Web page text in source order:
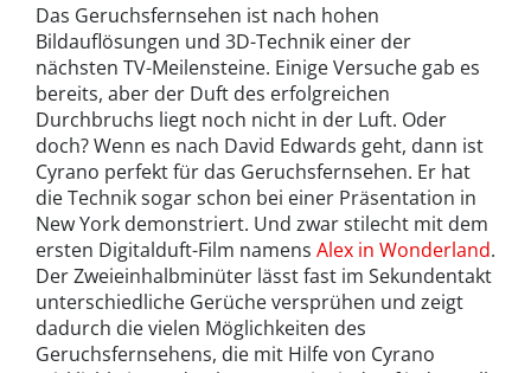
Das Geruchsfernsehen ist nach hohen
Bildauflösungen und 3D-Technik einer der
nächsten TV-Meilensteine. Einige Versuche gab es
bereits, aber der Duft des erfolgreichen
Durchbruchs liegt noch nicht in der Luft. Oder
doch? Wenn es nach David Edwards geht, dann ist
Cyrano perfekt für das Geruchsfernsehen. Er hat
die Technik sogar schon bei einer Präsentation in
New York demonstriert. Und zwar stilecht mit dem
ersten Digitalduft-Film namens Alex in Wonderland.
Der Zweieinhalbminüter lässt fast im Sekundentakt
unterschiedliche Gerüche versprühen und zeigt
dadurch die vielen Möglichkeiten des
Geruchsfernsehens, die mit Hilfe von Cyrano